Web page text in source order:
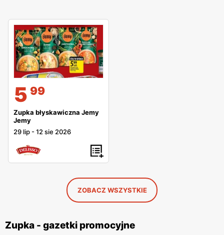
5 99
Zupka błyskawiczna Jemy
Jemy
29 lip -12 sie 2026
ZOBACZ WSZYSTKIE
Zupka - gazetki promocyjne